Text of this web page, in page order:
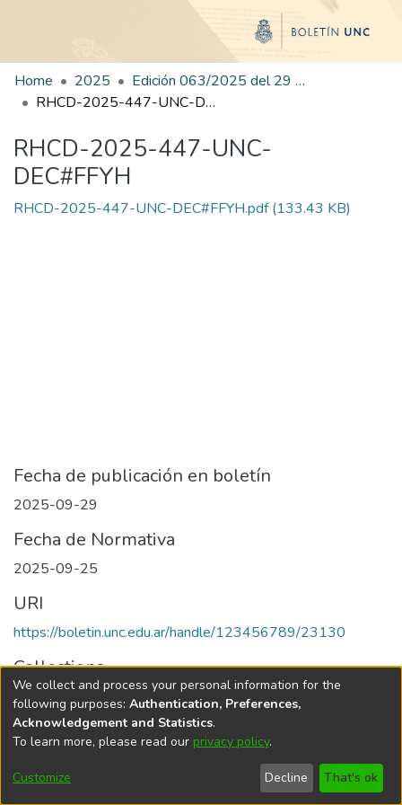
Home 2025
Edición 063/2025 del 29 de septiembre de 2025
RHCD-2025-447-UNC-DEC#FFYH
RHCD-2025-447-UNC-
DEC#FFYH
RHCD-2025-447-UNC-DEC#FFYH.pdf(133.43 KB)
Fecha de publicación en boletín
2025-09-29
Fecha de Normativa
2025-09-25
URI
https://boletin.unc.edu.ar/handle/123456789/23130
Collections
Edición 063/2025 del 29 de septiembre de 2025
Universidad Nacional de Córdoba
We collect and process your personal information for the
following purposes: Authentication, Preferences,
Acknowledgement and Statistics.
To learn more, please read our privacy policy.
Customize Decline That's ok